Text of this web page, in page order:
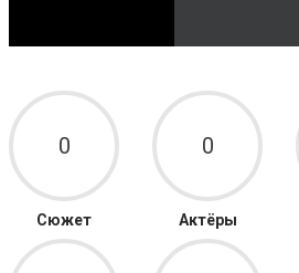
0
Сюжет
0
Актёры